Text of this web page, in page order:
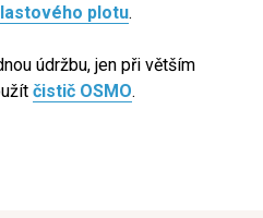
plotu.
údržbu, jen při větším
čistič OSMO.